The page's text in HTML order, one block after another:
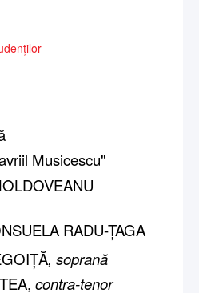
Musicescu"
RADU-ȚAGA
, soprană
contra-tenor